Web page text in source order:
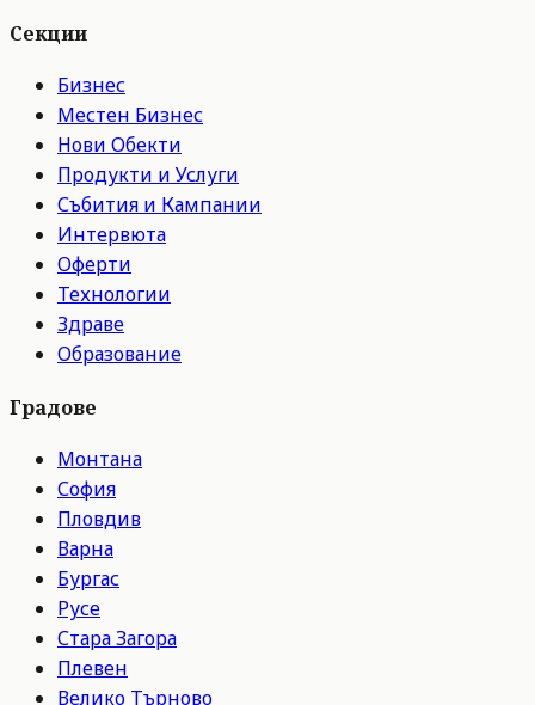
Секции
Бизнес
Местен Бизнес
Нови Обекти
Продукти и Услуги
Събития и Кампании
Интервюта
Оферти
Технологии
Здраве
Образование
Градове
Монтана
София
Пловдив
Варна
Бургас
Русе
Стара Загора
Плевен
Велико Търново